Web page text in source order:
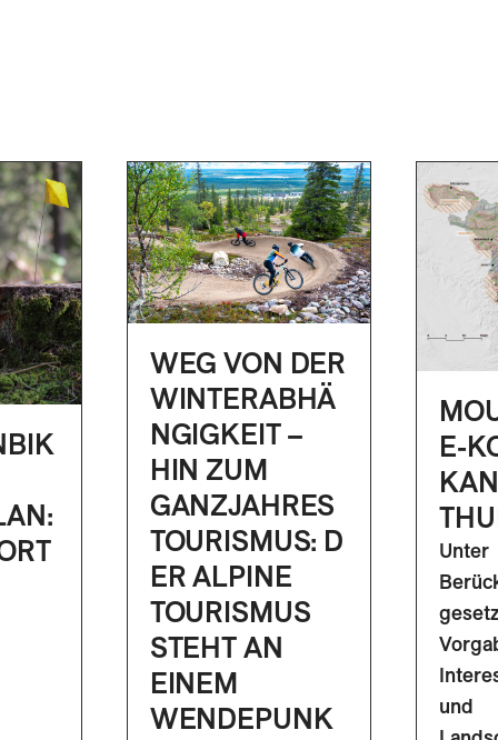
WEG VON DER
WINTERABHÄ
NGIGKEIT –
HIN ZUM
GANZJAHRES
TOURISMUS: D
ER ALPINE
TOURISMUS
STEHT AN
EINEM
WENDEPUNK
E-
Unter
und